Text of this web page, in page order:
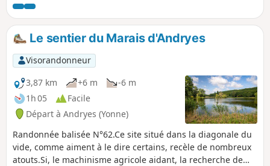
Morvan : Bion, Sabot et Bué.
Le sentier du Marais d'Andryes
Visorandonneur
3,87 km
+6 m
-6 m
1h 05
Facile
Départ à Andryes (Yonne)
Randonnée balisée N°62.Ce site situé dans la diagonale du
vide, comme aiment à le dire certains, recèle de nombreux
atouts.Si, le machinisme agricole aidant, la recherche de